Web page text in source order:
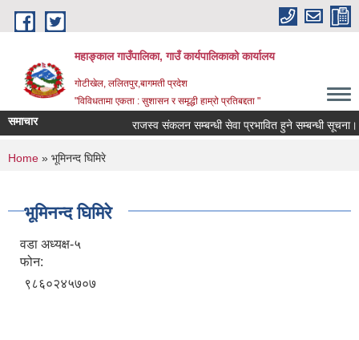
Skip to main content
महाङ्काल गाउँपालिका, गाउँ कार्यपालिकाको कार्यालय
गोटीखेल, ललितपुर,बागमती प्रदेश
"विविधतामा एकता : सुशासन र समृद्धी हाम्रो प्रतिबद्दता "
समाचार राजस्व संकलन सम्बन्धी सेवा प्रभावित हुने सम्बन्धी सूचना।
You are here
Home » भूमिनन्द घिमिरे
भूमिनन्द घिमिरे
वडा अध्यक्ष-५
फोन:
९८६०२४५७०७